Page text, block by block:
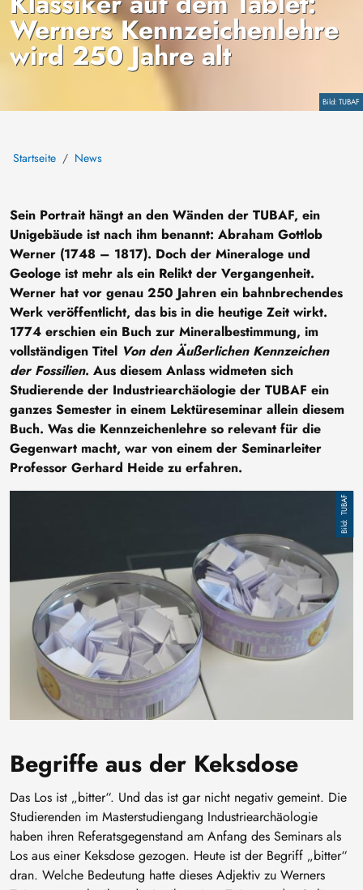
Copyright
TUBAF
Werners Kennzeichenlehre
wird 250 Jahre alt
Startseite News
Sein Portrait hängt an den Wänden der TUBAF, ein
Unigebäude ist nach ihm benannt: Abraham Gottlob
Werner (1748 – 1817). Doch der Mineraloge und
Geologe ist mehr als ein Relikt der Vergangenheit.
Werner hat vor genau 250 Jahren ein bahnbrechendes
Werk veröffentlicht, das bis in die heutige Zeit wirkt.
1774 erschien ein Buch zur Mineralbestimmung, im
vollständigen Titel Von den Äußerlichen Kennzeichen
der Fossilien. Aus diesem Anlass widmeten sich
Studierende der Industriearchäologie der TUBAF ein
ganzes Semester in einem Lektüreseminar allein diesem
Buch. Was die Kennzeichenlehre so relevant für die
Gegenwart macht, war von einem der Seminarleiter
Professor Gerhard Heide zu erfahren.
TUBAF
Begriffe aus der Keksdose
Das Los ist „bitter“. Und das ist gar nicht negativ gemeint. Die
Studierenden im Masterstudiengang Industriearchäologie
haben ihren Referatsgegenstand am Anfang des Seminars als
Los aus einer Keksdose gezogen. Heute ist der Begriff „bitter“
dran. Welche Bedeutung hatte dieses Adjektiv zu Werners